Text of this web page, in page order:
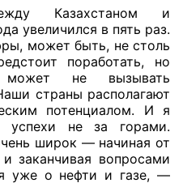
Казахстаном и
увеличился в пять раз.
может быть, не столь
поработать, но
не вызывать
страны располагают
потенциалом. И я
не за горами.
широк — начиная от
заканчивая вопросами
уже о нефти и газе, —